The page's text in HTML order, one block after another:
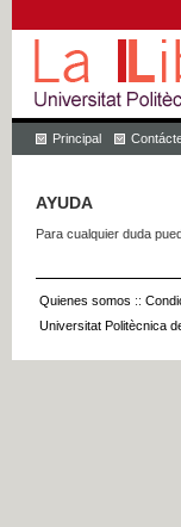
Principal
AYUDA
Para cualquier duda
Quienes somos ::
Universitat Politècnica